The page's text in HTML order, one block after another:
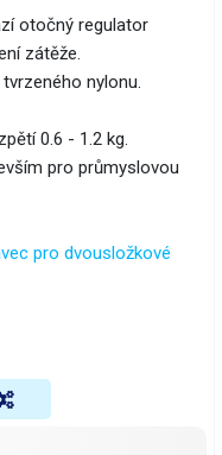
otočný regulator
zátěže.
nylonu.
0.6 - 1.2 kg.
pro průmyslovou
pro dvousložkové